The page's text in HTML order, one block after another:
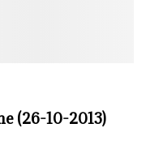
(26-10-2013)